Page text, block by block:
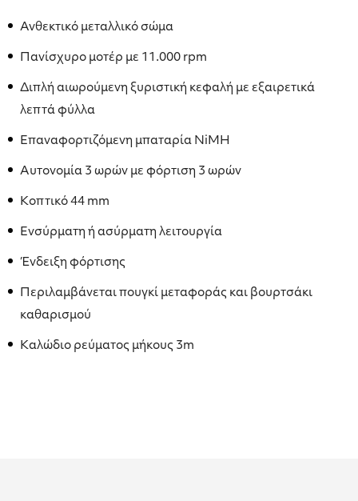
Ανθεκτικό μεταλλικό σώμα
Πανίσχυρο μοτέρ με 11.000 rpm
Διπλή αιωρούμενη ξυριστική κεφαλή με εξαιρετικά
λεπτά φύλλα
Επαναφορτιζόμενη μπαταρία NiMH
Αυτονομία 3 ωρών με φόρτιση 3 ωρών
Κοπτικό 44 mm
Ενσύρματη ή ασύρματη λειτουργία
Ένδειξη φόρτισης
Περιλαμβάνεται πουγκί μεταφοράς και βουρτσάκι
καθαρισμού
Καλώδιο ρεύματος μήκους 3m